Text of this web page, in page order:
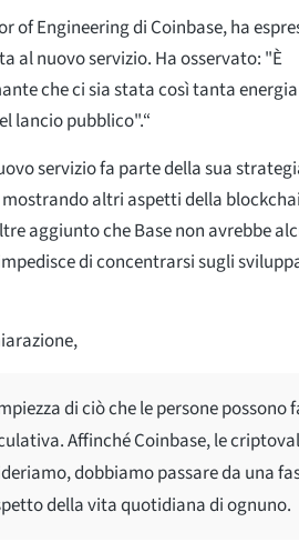
of Engineering di Coinbase, ha
al nuovo servizio. Ha osservato: "È
che ci sia stata così tanta
lancio pubblico".“
servizio fa parte della sua
mostrando altri aspetti della
aggiunto che Base non avrebbe
di concentrarsi sugli
di ciò che le persone
Affinché Coinbase, le
dobbiamo passare da una
della vita quotidiana di ognuno.